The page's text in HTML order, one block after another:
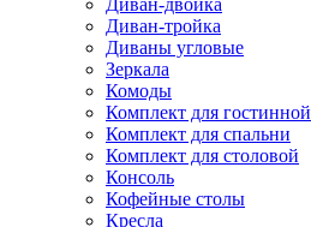
Диван-двойка
Диван-тройка
Диваны угловые
Зеркала
Комоды
Комплект для гостинной
Комплект для спальни
Комплект для столовой
Консоль
Кофейные столы
Кресла